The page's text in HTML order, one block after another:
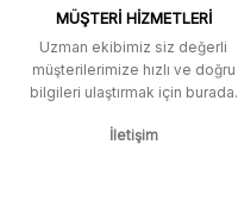
spesifik olarak "kavela" terimini
aratarak bulunabilir.
M... K... | 12/12/2025
Ben bu kadar hızlı bir teslimat
MÜŞTERİ HİZMETLERİ
Uzman ekibimiz siz değerli
müşterilerimize hızlı ve doğru
bilgileri ulaştırmak için burada.
İletişim